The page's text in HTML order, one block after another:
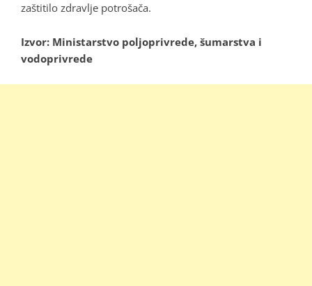
zaštitilo zdravlje potrošača.
Izvor: Ministarstvo poljoprivrede, šumarstva i
vodoprivrede